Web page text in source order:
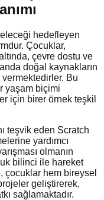
hedefleyen
Çocuklar,
çevre dostu ve
doğal kaynakların
Bu
yaşam biçimi
için birer örnek teşkil
teşvik eden Scratch
yardımcı
olmanın
bilinci ile hareket
çocuklar hem bireysel
geliştirerek,
sağlamaktadır.